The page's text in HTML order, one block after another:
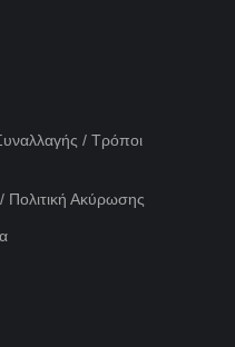
/ Τρόποι
Ακύρωσης